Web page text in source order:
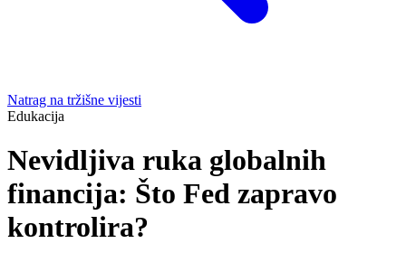
Natrag na tržišne vijesti
Edukacija
Nevidljiva ruka globalnih
financija: Što Fed zapravo
kontrolira?